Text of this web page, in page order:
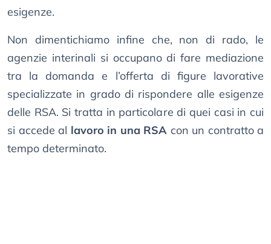
esigenze.
Non dimentichiamo infine che, non di rado, le
agenzie interinali si occupano di fare mediazione
tra la domanda e l’offerta di figure lavorative
specializzate in grado di rispondere alle esigenze
delle RSA. Si tratta in particolare di quei casi in cui
si accede al lavoro in una RSA con un contratto a
tempo determinato.